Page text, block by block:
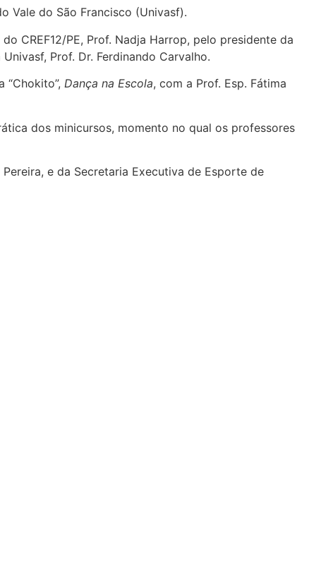
Vale do São Francisco (Univasf).
CREF12/PE, Prof. Nadja Harrop, pelo presidente da
Prof. Dr. Ferdinando Carvalho.
“Chokito”, Dança na Escola, com a Prof. Esp. Fátima
dos minicursos, momento no qual os professores
e da Secretaria Executiva de Esporte de